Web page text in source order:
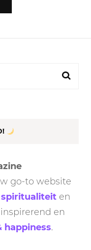
go-to website
spiritualiteit en
en
happiness.